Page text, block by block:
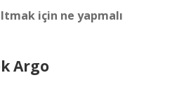
için ne yapmalı
Argo